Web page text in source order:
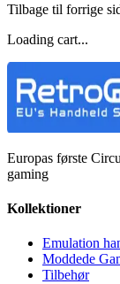
Tilbage til forrige
Loading cart...
Europas første
gaming
Kollektioner
Emulation
Moddede
Tilbehør